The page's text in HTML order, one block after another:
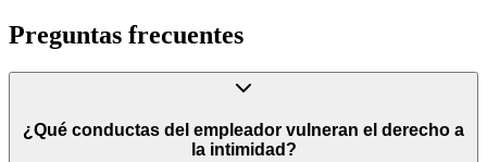
Preguntas frecuentes
¿Qué conductas del empleador vulneran el derecho a
la intimidad?